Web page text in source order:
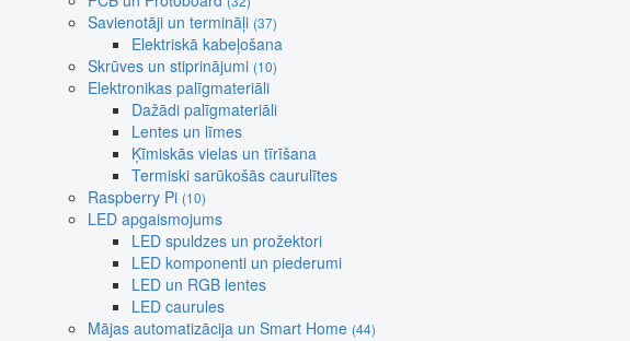
Savienotāji un termināļi (37)
Elektriskā kabeļošana
Skrūves un stiprinājumi (10)
Elektronikas palīgmateriāli
Dažādi palīgmateriāli
Lentes un līmes
Ķīmiskās vielas un tīrīšana
Termiski sarūkošās caurulītes
Raspberry Pi (10)
LED apgaismojums
LED spuldzes un prožektori
LED komponenti un piederumi
LED un RGB lentes
LED caurules
Mājas automatizācija un Smart Home (44)